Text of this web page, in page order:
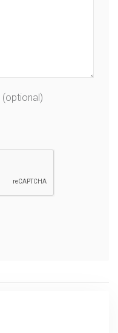
(optional)